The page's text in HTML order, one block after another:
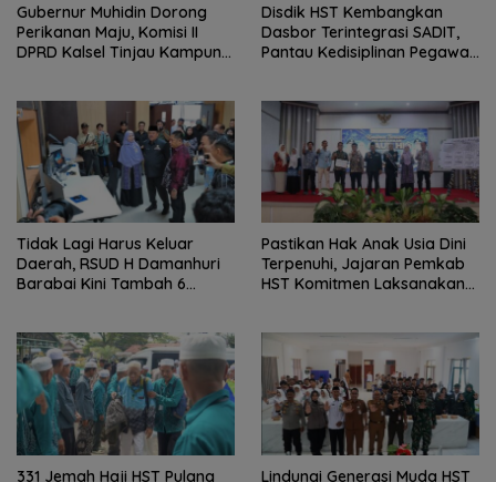
Gubernur Muhidin Dorong
Perikanan Maju, Komisi II
DPRD Kalsel Tinjau Kampung
Disdik HST Kembangkan
Dasbor Terintegrasi SADIT,
Pantau Kedisiplinan Pegawai
Tidak Lagi Harus Keluar
Daerah, RSUD H Damanhuri
Barabai Kini Tambah 6
Pastikan Hak Anak Usia Dini
Terpenuhi, Jajaran Pemkab
HST Komitmen Laksanakan
331 Jemah Haji HST Pulang
Lindungi Generasi Muda HST